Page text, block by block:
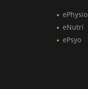
ePhysio
eNutri
ePsyo